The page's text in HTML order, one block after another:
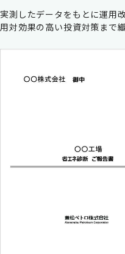
実測したデータをもとに運用
用対効果の高い投資対策まで